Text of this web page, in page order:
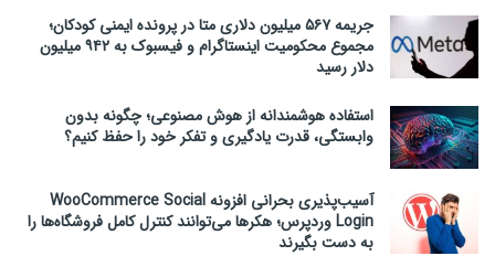
جریمه ۵۶۷ میلیون دلاری متا در پرونده ایمنی کودکان؛
مجموع محکومیت اینستاگرام و فیسبوک به ۹۴۲ میلیون
دلار رسید
استفاده هوشمندانه از هوش مصنوعی؛ چگونه بدون
وابستگی، قدرت یادگیری و تفکر خود را حفظ کنیم؟
آسیب‌پذیری بحرانی افزونه WooCommerce Social
Login وردپرس؛ هکرها می‌توانند کنترل کامل فروشگاه‌ها را
به دست بگیرند